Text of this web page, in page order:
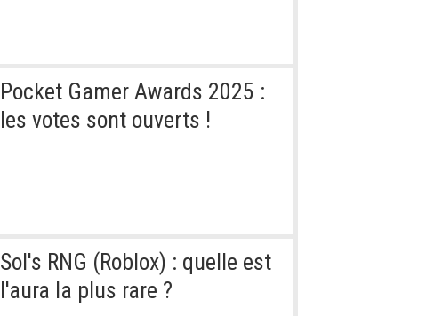
Pocket Gamer Awards 2025 :
les votes sont ouverts !
Sol's RNG (Roblox) : quelle est
l'aura la plus rare ?